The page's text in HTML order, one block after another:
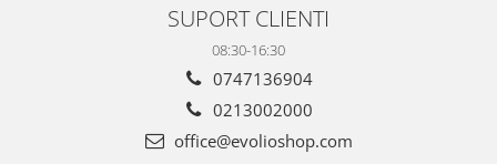
SUPORT CLIENTI
08:30-16:30
0747136904
0213002000
office@evolioshop.com